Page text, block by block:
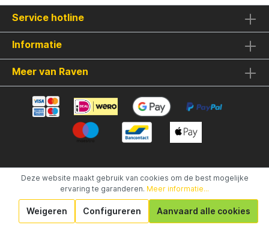
Service hotline
Informatie
Meer van Raven
Gerealiseerd met Shopware
Deze website maakt gebruik van cookies om de best mogelijke
ervaring te garanderen. Meer informatie...
Weigeren Configureren Aanvaard alle cookies